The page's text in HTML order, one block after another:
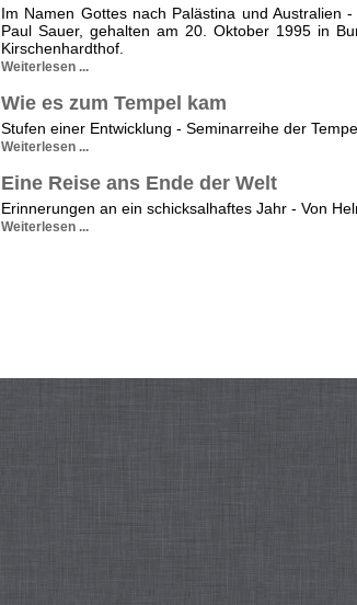
Im Namen Gottes nach Palästina und Australien
Paul Sauer, gehalten am 20. Oktober 1995 in
Kirschenhardthof.
Weiterlesen ...
Wie es zum Tempel kam
Stufen einer Entwicklung - Seminarreihe der
Weiterlesen ...
Eine Reise ans Ende der Welt
Erinnerungen an ein schicksalhaftes Jahr - Von
Weiterlesen ...